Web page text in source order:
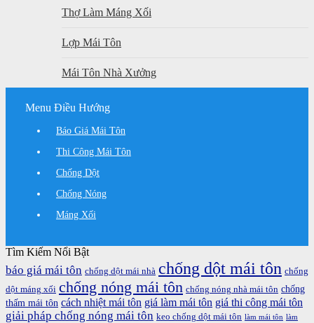
Thợ Làm Máng Xối
Lợp Mái Tôn
Mái Tôn Nhà Xưởng
Menu Điều Hướng
Báo Giá Mái Tôn
Thi Công Mái Tôn
Chống Dột
Chống Nóng
Máng Xối
Tìm Kiếm Nổi Bật
báo giá mái tôn chống dột mái nhà chống dột mái tôn chống
dột máng xối chống nóng mái tôn chống nóng nhà mái tôn chống
thấm mái tôn cách nhiệt mái tôn giá làm mái tôn giá thi công mái tôn
giải pháp chống nóng mái tôn keo chống dột mái tôn làm mái tôn làm